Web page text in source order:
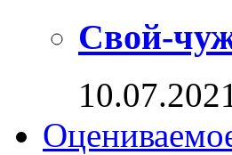
Свой-